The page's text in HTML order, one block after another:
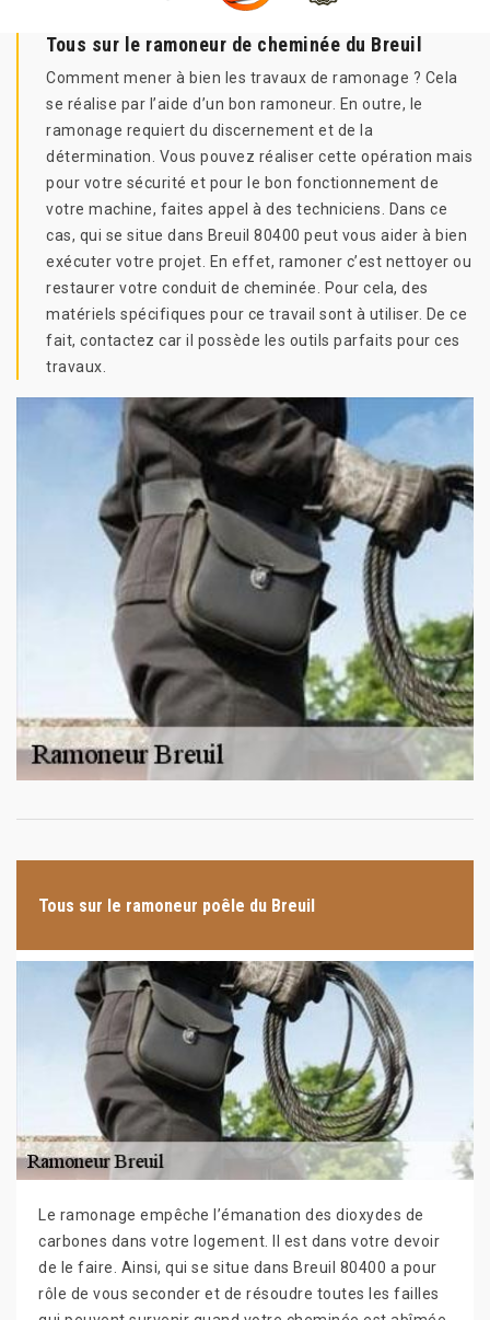
Tous sur le ramoneur de cheminée du Breuil
Comment mener à bien les travaux de ramonage ? Cela
se réalise par l’aide d’un bon ramoneur. En outre, le
ramonage requiert du discernement et de la
détermination. Vous pouvez réaliser cette opération mais
pour votre sécurité et pour le bon fonctionnement de
votre machine, faites appel à des techniciens. Dans ce
cas, qui se situe dans Breuil 80400 peut vous aider à bien
exécuter votre projet. En effet, ramoner c’est nettoyer ou
restaurer votre conduit de cheminée. Pour cela, des
matériels spécifiques pour ce travail sont à utiliser. De ce
fait, contactez car il possède les outils parfaits pour ces
travaux.
Tous sur le ramoneur poêle du Breuil
Le ramonage empêche l’émanation des dioxydes de
carbones dans votre logement. Il est dans votre devoir
de le faire. Ainsi, qui se situe dans Breuil 80400 a pour
rôle de vous seconder et de résoudre toutes les failles